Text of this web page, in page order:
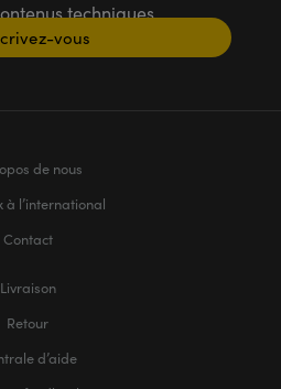
techniques
vous
de nous
à l’international
Contact
Livraison
Retour
d’aide